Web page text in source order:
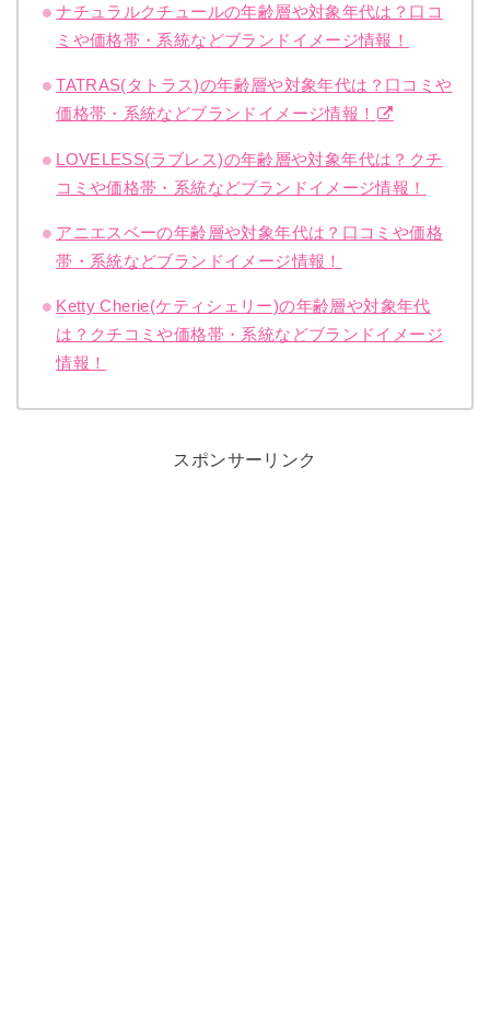
ナチュラルクチュールの年齢層や対象年代は？口コ
ミや価格帯・系統などブランドイメージ情報！
TATRAS(タトラス)の年齢層や対象年代は？口コミや
価格帯・系統などブランドイメージ情報！
LOVELESS(ラブレス)の年齢層や対象年代は？クチ
コミや価格帯・系統などブランドイメージ情報！
アニエスベーの年齢層や対象年代は？口コミや価格
帯・系統などブランドイメージ情報！
Ketty Cherie(ケティシェリー)の年齢層や対象年代
は？クチコミや価格帯・系統などブランドイメージ
情報！
スポンサーリンク